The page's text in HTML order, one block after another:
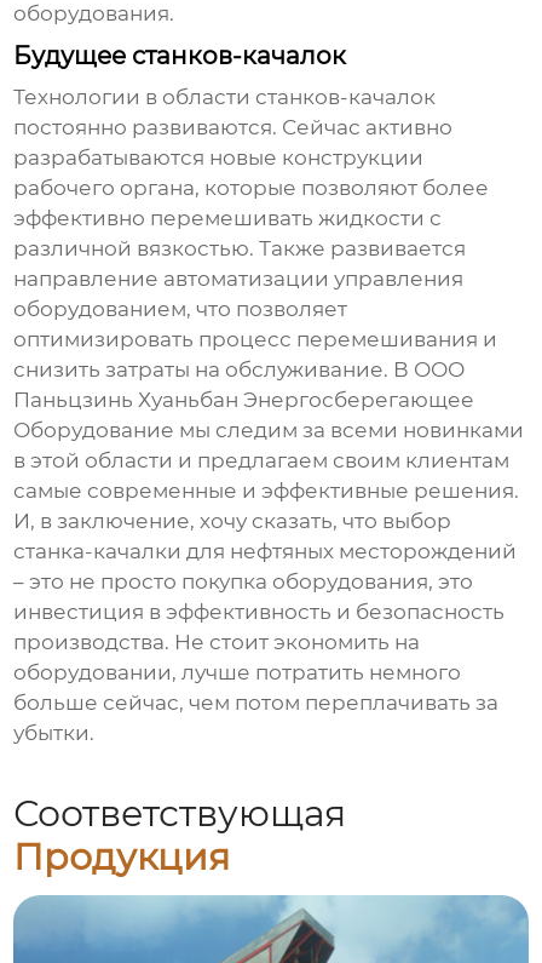
оборудования.
Будущее станков-качалок
Технологии в области станков-качалок
постоянно развиваются. Сейчас активно
разрабатываются новые конструкции
рабочего органа, которые позволяют более
эффективно перемешивать жидкости с
различной вязкостью. Также развивается
направление автоматизации управления
оборудованием, что позволяет
оптимизировать процесс перемешивания и
снизить затраты на обслуживание. В ООО
Паньцзинь Хуаньбан Энергосберегающее
Оборудование мы следим за всеми новинками
в этой области и предлагаем своим клиентам
самые современные и эффективные решения.
И, в заключение, хочу сказать, что выбор
станка-качалки для нефтяных месторождений
– это не просто покупка оборудования, это
инвестиция в эффективность и безопасность
производства. Не стоит экономить на
оборудовании, лучше потратить немного
больше сейчас, чем потом переплачивать за
убытки.
Соответствующая
Продукция